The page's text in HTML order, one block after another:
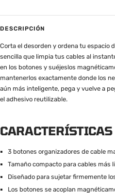
DESCRIPCIÓN
Corta el desorden y ordena tu espacio
sencilla que limpia tus cables al
en los botones y suéjeslos
mantenerlos exactamente donde los
aún más inteligente, pega y vuelve a
el adhesivo reutilizable.
CARACTERÍSTICAS
3 botones organizadores de cable
Tamaño compacto para cables más
Diseñado para sujetar firmemente
Los botones se acoplan